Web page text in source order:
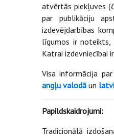
atvērtās piekļuves (
par publikāciju
izdevējdarbības
līgumos ir noteikts,
Katrai izdevniecībai
Visa informācija
angļu valodā un
Papildskaidrojumi:
Tradicionālā